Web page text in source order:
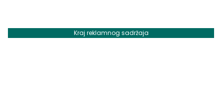
Kraj reklamnog sadržaja